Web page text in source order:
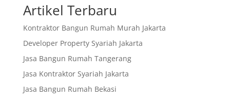
Artikel Terbaru
Kontraktor Bangun Rumah Murah Jakarta
Developer Property Syariah Jakarta
Jasa Bangun Rumah Tangerang
Jasa Kontraktor Syariah Jakarta
Jasa Bangun Rumah Bekasi